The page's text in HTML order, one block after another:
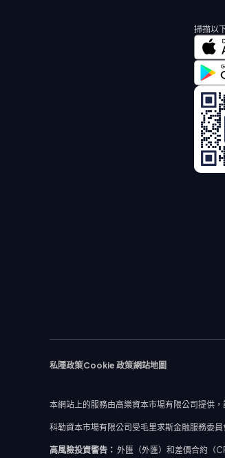
掃描以
私隱政策Cookie 政策網站地圖
本網站上的服務由高樂資本市場有限公司提供
科勒資本市場有限公司受毛里求斯金融服務委
高風險投資警告： 外匯（外匯）和差價合約（